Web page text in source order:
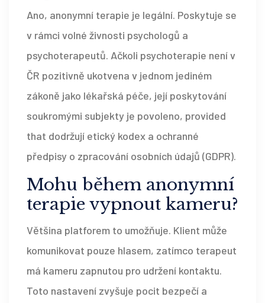
Ano, anonymní terapie je legální. Poskytuje se
v rámci volné živnosti psychologů a
psychoterapeutů. Ačkoli psychoterapie není v
ČR pozitivně ukotvena v jednom jediném
zákoně jako lékařská péče, její poskytování
soukromými subjekty je povoleno, provided
that dodržují etický kodex a ochranné
předpisy o zpracování osobních údajů (GDPR).
Mohu během anonymní
terapie vypnout kameru?
Většina platforem to umožňuje. Klient může
komunikovat pouze hlasem, zatímco terapeut
má kameru zapnutou pro udržení kontaktu.
Toto nastavení zvyšuje pocit bezpečí a